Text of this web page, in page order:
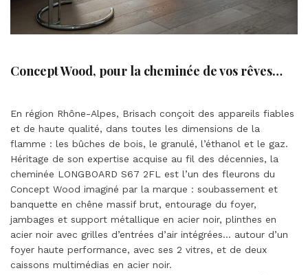
Concept Wood, pour la cheminée de vos rêves…
En région Rhône-Alpes, Brisach conçoit des appareils fiables
et de haute qualité, dans toutes les dimensions de la
flamme : les bûches de bois, le granulé, l’éthanol et le gaz.
Héritage de son expertise acquise au fil des décennies, la
cheminée LONGBOARD S67 2FL est l’un des fleurons du
Concept Wood imaginé par la marque : soubassement et
banquette en chêne massif brut, entourage du foyer,
jambages et support métallique en acier noir, plinthes en
acier noir avec grilles d’entrées d’air intégrées… autour d’un
foyer haute performance, avec ses 2 vitres, et de deux
caissons multimédias en acier noir.